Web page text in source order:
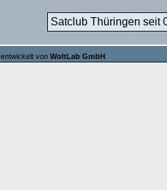
Satclub Thüringen seit
, entwickelt von WoltLab GmbH